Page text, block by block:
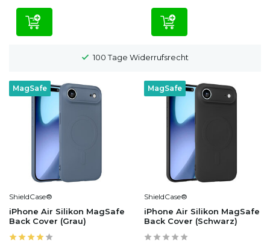
100 Tage Widerrufsrecht
MagSafe
ShieldCase®
iPhone Air Silikon MagSafe
Back Cover (Grau)
MagSafe
ShieldCase®
iPhone Air Silikon MagSafe
Back Cover (Schwarz)